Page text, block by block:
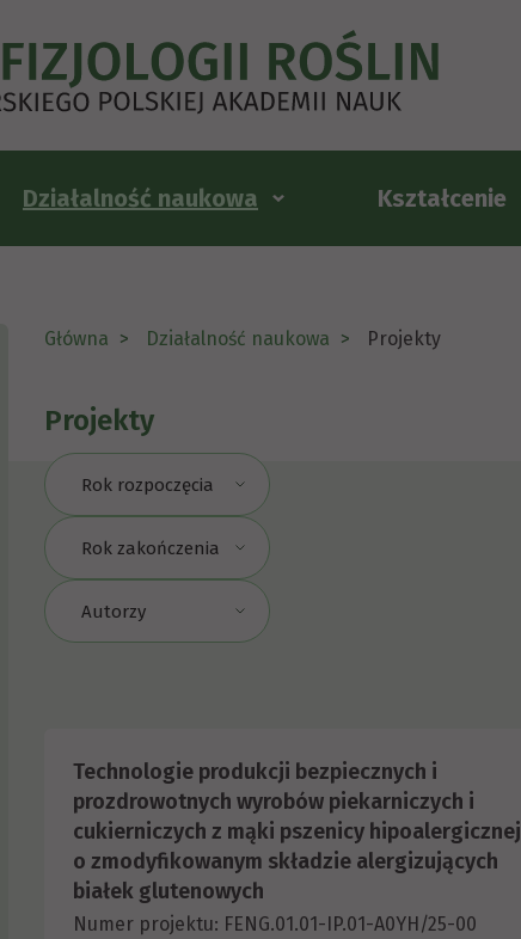
Działalność naukowa Kształcenie
Główna Działalność naukowa Projekty
Projekty
Rok rozpoczęcia
Rok zakończenia
Autorzy
Technologie produkcji bezpiecznych i
prozdrowotnych wyrobów piekarniczych i
cukierniczych z mąki pszenicy hipoalergicznej
o zmodyfikowanym składzie alergizujących
białek glutenowych
Numer projektu: FENG.01.01-IP.01-A0YH/25-00